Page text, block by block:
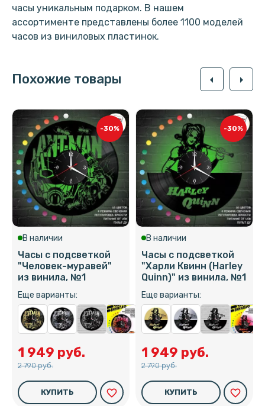
часы уникальным подарком. В нашем
ассортименте представлены более 1100 моделей
часов из виниловых пластинок.
Похожие товары arrow_left arrow_right
-30%
В наличии
Часы с подсветкой
"Человек-муравей"
из винила, №1
Еще варианты:
1 949 руб.
2 790 руб.
КУПИТЬ favorite_border
-30%
В наличии
Часы с подсветкой
"Харли Квинн (Harley
Quinn)" из винила, №1
Еще варианты:
1 949 руб.
2 790 руб.
КУПИТЬ favorite_border